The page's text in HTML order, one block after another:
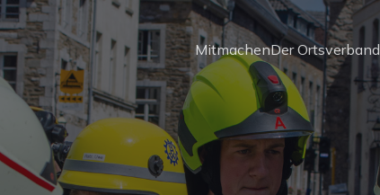
MitmachenDer Ortsverband